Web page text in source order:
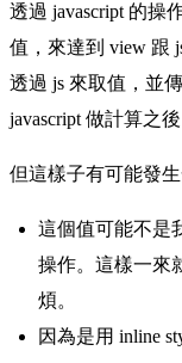
透過 javascript 的操
值，來達到 view 跟
透過 js 來取值，並
javascript 做計算之
但這樣子有可能發生
這個值可能不是
操作。這樣一來
煩。
因為是用 inline